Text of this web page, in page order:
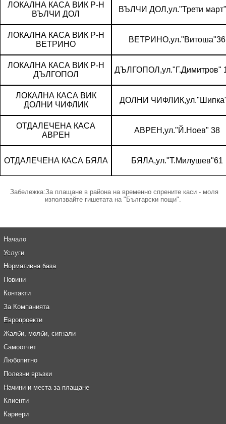
ЛОКАЛНА КАСА ВИК Р-Н
ВЪЛЧИ ДОЛ
ВЪЛЧИ ДОЛ,ул."Трети
ЛОКАЛНА КАСА ВИК Р-Н
ВЕТРИНО
ВЕТРИНО,ул."Витоша"36
ЛОКАЛНА КАСА ВИК Р-Н
ДЪЛГОПОЛ
ДЪЛГОПОЛ,ул."Г.Димитров"
ЛОКАЛНА КАСА ВИК
ДОЛНИ ЧИФЛИК
ДОЛНИ
ОТДАЛЕЧЕНА КАСА
АВРЕН
АВРЕН,ул."Й.Ноев" 38
ОТДАЛЕЧЕНА КАСА БЯЛА БЯЛА,ул."Т.Милушев"61
Забележка:За плащане в района на временно спрените каси - моля
използвайте гишетата на "Български пощи".
Начало
Услуги
Нормативна база
Новини
Контакти
За Компанията
Европроекти
Жалби, молби, сигнали
Самоотчет
Любопитно
Полезни връзки
Начини и места за плащане
Клиенти
Кариери